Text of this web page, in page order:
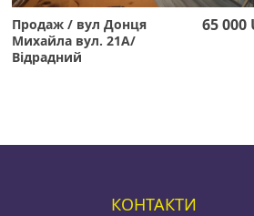
Продаж / вул Донця
Михайла вул. 21А/
Відрадний
65 000
КОНТАКТИ